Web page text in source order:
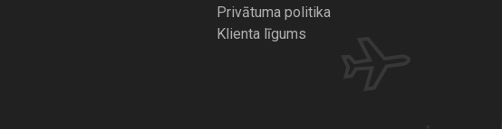
Privātuma politika
Klienta līgums